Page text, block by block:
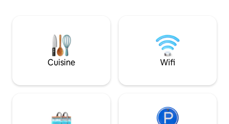
cheminée idéal pour prolonger vos
soirées en toute saison
Cuisine Wifi